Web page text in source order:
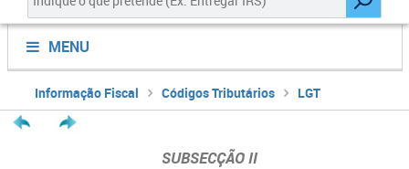
MENU
Informação Fiscal Códigos Tributários LGT
SUBSECÇÃO II